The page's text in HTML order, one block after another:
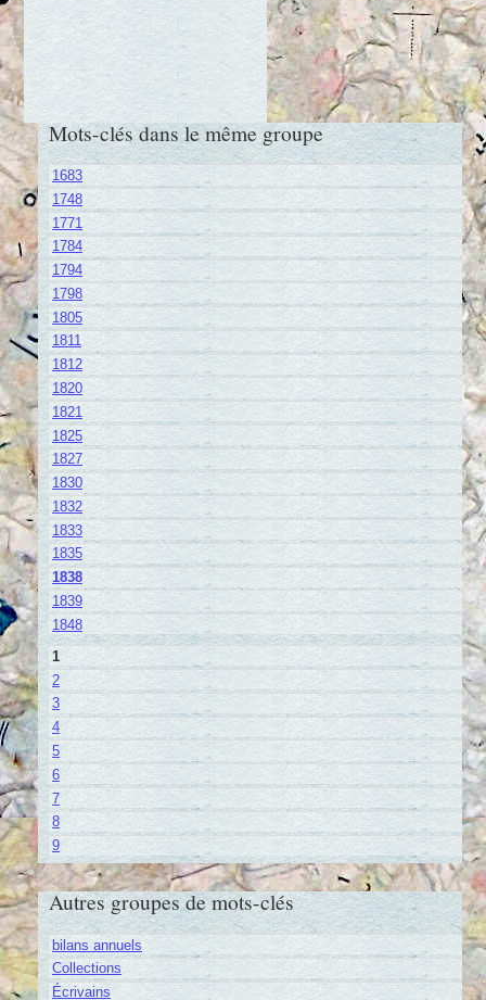
Mots-clés dans le même groupe
1683
1748
1771
1784
1794
1798
1805
1811
1812
1820
1821
1825
1827
1830
1832
1833
1835
1838
1839
1848
1
2
3
4
5
6
7
8
9
Autres groupes de mots-clés
bilans annuels
Collections
Écrivains